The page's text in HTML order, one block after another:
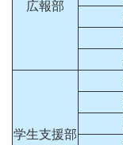
広報部
学生支援部